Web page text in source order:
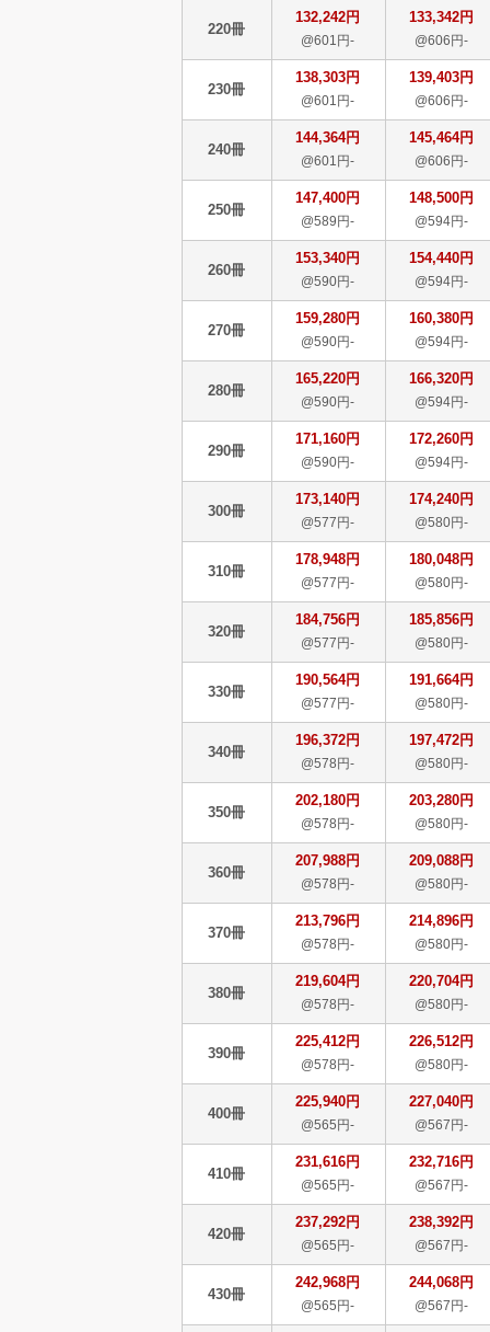
220冊
132,242円
@601円-
133,342円
@606円-
230冊
138,303円
@601円-
139,403円
@606円-
240冊
144,364円
@601円-
145,464円
@606円-
250冊
147,400円
@589円-
148,500円
@594円-
260冊
153,340円
@590円-
154,440円
@594円-
270冊
159,280円
@590円-
160,380円
@594円-
280冊
165,220円
@590円-
166,320円
@594円-
290冊
171,160円
@590円-
172,260円
@594円-
300冊
173,140円
@577円-
174,240円
@580円-
310冊
178,948円
@577円-
180,048円
@580円-
320冊
184,756円
@577円-
185,856円
@580円-
330冊
190,564円
@577円-
191,664円
@580円-
340冊
196,372円
@578円-
197,472円
@580円-
350冊
202,180円
@578円-
203,280円
@580円-
360冊
207,988円
@578円-
209,088円
@580円-
370冊
213,796円
@578円-
214,896円
@580円-
380冊
219,604円
@578円-
220,704円
@580円-
390冊
225,412円
@578円-
226,512円
@580円-
400冊
225,940円
@565円-
227,040円
@567円-
410冊
231,616円
@565円-
232,716円
@567円-
420冊
237,292円
@565円-
238,392円
@567円-
430冊
242,968円
@565円-
244,068円
@567円-